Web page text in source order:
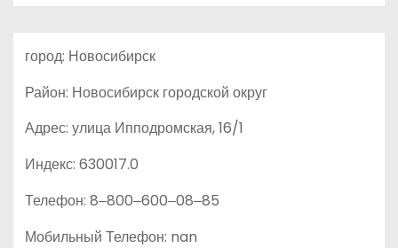
город: Новосибирск
Район: Новосибирск городской округ
Адрес: улица Ипподромская, 16/1
Индекс: 630017.0
Телефон: 8‒800‒600‒08‒85
Мобильный Телефон: nan